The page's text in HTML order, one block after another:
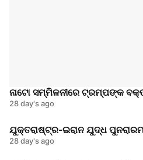
ନାଟୋ ସମ୍ମିଳନୀରେ ଟ୍ରମ୍ପଙ୍କ
28 day's ago
ଯୁକ୍ତରାଷ୍ଟ୍ର-ଇରାନ ଯୁଦ୍ଧ
28 day's ago